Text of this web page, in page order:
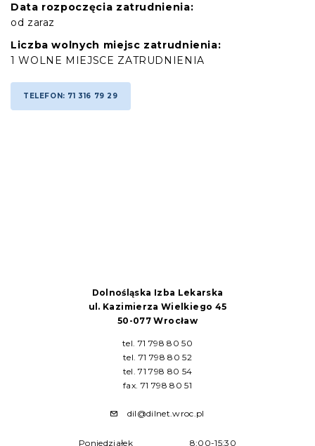
Data rozpoczęcia zatrudnienia:
od zaraz
Liczba wolnych miejsc zatrudnienia:
1 WOLNE MIEJSCE ZATRUDNIENIA
TELEFON: 71 316 79 29
Dolnośląska Izba Lekarska
ul. Kazimierza Wielkiego 45
50-077 Wrocław
tel. 71 798 80 50
tel. 71 798 80 52
tel. 71 798 80 54
fax. 71 798 80 51
dil@dilnet.wroc.pl
Poniedziałek 8:00-15:30